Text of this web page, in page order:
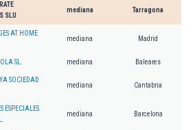
SLU
mediana Tarragona
AT HOME
mediana Madrid
SL. mediana Baleares
SOCIEDAD
mediana Cantabria
ESPECIALES
mediana Barcelona